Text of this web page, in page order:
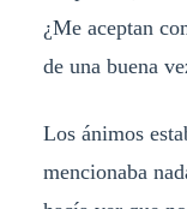
¿Me aceptan
de una buena
Los ánimos
mencionaba